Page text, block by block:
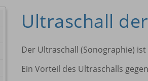
Ultraschall
Der Ultraschall (Sonographie)
Ein Vorteil des Ultraschalls